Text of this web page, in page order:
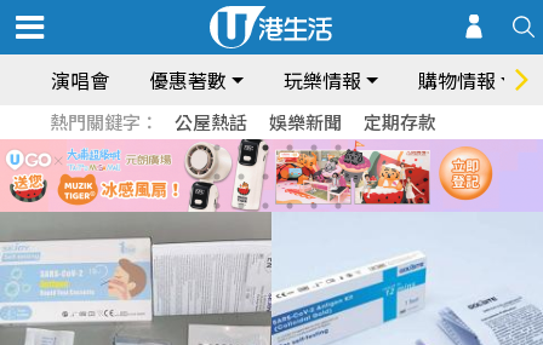
演唱會 優惠著數 玩樂情報 購物情報
熱門關鍵字： 公屋熱話 娛樂新聞 定期存款